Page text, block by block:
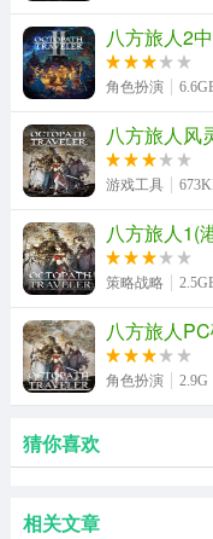
八方旅人2
角色扮演
八方旅人风
游戏工具
八方旅人1(
策略战略
八方旅人
角色扮演 2.9G
猜你喜欢
相关文章